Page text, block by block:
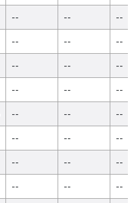
-- --
--
-- --
--
-- --
--
-- --
--
-- --
--
-- --
--
-- --
--
-- -- --